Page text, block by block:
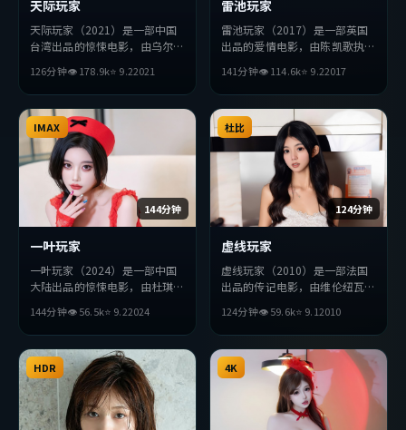
天际玩家
天际玩家（2021）是一部中国
台湾出品的惊悚电影，由乌尔善
主演。影片在叙事与视听上力求
突破，探讨人性与抉择，节奏张
弛有度，适合喜欢该类型的观众
完整观看。
126分钟👁178.9k⭐ 9.22021
雷池玩家
雷池玩家（2017）是一部英国
出品的爱情电影，由陈凯歌执
演。影片在叙事与视听上力求突
破，探讨人性与抉择，节奏张弛
有度，适合喜欢该类型的观众完
整观看。
141分钟👁114.6k⭐ 9.22017
144分钟
IMAX
一叶玩家
一叶玩家（2024）是一部中国
大陆出品的惊悚电影，由杜琪峰
主演。影片在叙事与视听上力求
突破，探讨人性与抉择，节奏张
弛有度，适合喜欢该类型的观众
完整观看。
144分钟👁56.5k⭐ 9.22024
124分钟
杜比
虚线玩家
虚线玩家（2010）是一部法国
出品的传记电影，由维伦纽瓦执
主演。影片在叙事与视听上力求
突破，探讨人性与抉择，节奏张
弛有度，适合喜欢该类型的观众
完整观看。
124分钟👁59.6k⭐ 9.12010
HDR 4K